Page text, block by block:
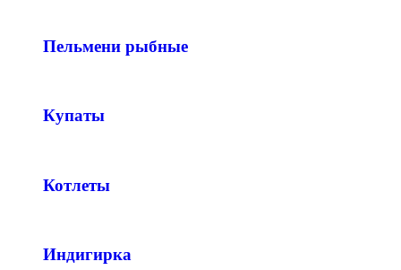
Пельмени рыбные
Купаты
Котлеты
Индигирка